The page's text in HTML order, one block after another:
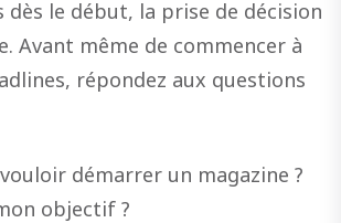
le début, la prise de décision
Avant même de commencer à
répondez aux questions
démarrer un magazine ?
objectif ?